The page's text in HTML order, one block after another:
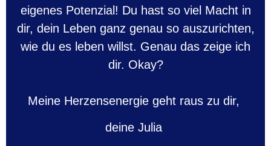
eigenes Potenzial! Du hast so viel Macht in
dir, dein Leben ganz genau so auszurichten,
wie du es leben willst. Genau das zeige ich
dir. Okay?
Meine Herzensenergie geht raus zu dir,
deine Julia